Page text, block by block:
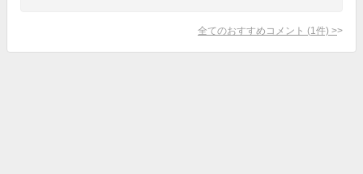
全てのおすすめコメント (1 件) >